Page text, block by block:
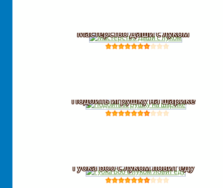
Мастерство Даши с луком
Подбить игрушку на шарике
Губка Боб с луком ловит еду